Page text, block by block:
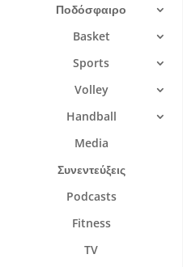
Ποδόσφαιρο
Basket
Sports
Volley
Handball
Media
Συνεντεύξεις
Podcasts
Fitness
TV